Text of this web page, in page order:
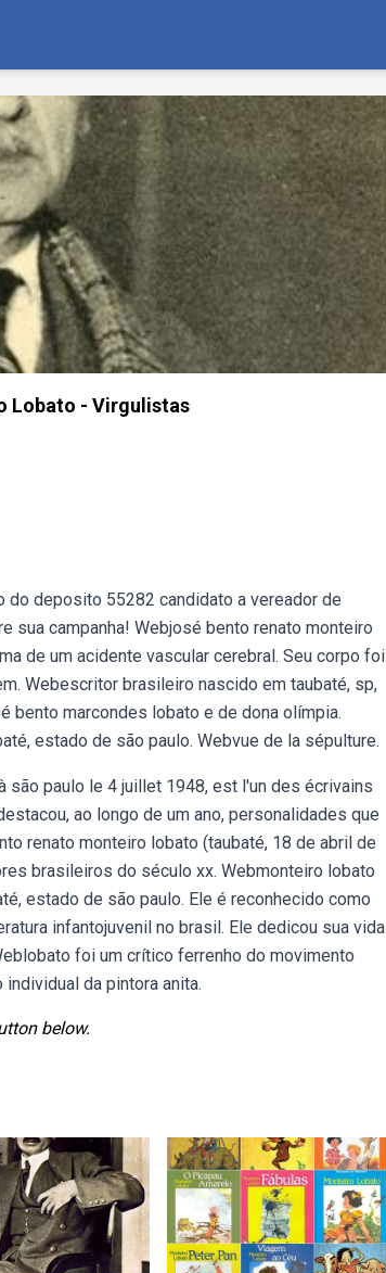
Lobato - Virgulistas
do deposito 55282 candidato a vereador de
sua campanha! Webjosé bento renato monteiro
de um acidente vascular cerebral. Seu corpo foi
Webescritor brasileiro nascido em taubaté, sp,
bento marcondes lobato e de dona olímpia.
estado de são paulo. Webvue de la sépulture.
paulo le 4 juillet 1948, est l'un des écrivains
ao longo de um ano, personalidades que
renato monteiro lobato (taubaté, 18 de abril de
brasileiros do século xx. Webmonteiro lobato
estado de são paulo. Ele é reconhecido como
infantojuvenil no brasil. Ele dedicou sua vida
foi um crítico ferrenho do movimento
da pintora anita.
below.